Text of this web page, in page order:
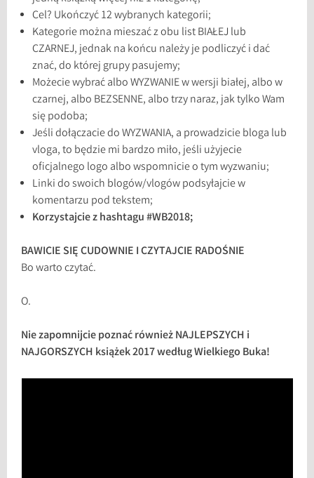
Cel? Ukończyć 12 wybranych kategorii;
Kategorie można mieszać z obu list BIAŁEJ lub
CZARNEJ, jednak na końcu należy je podliczyć i dać
znać, do której grupy pasujemy;
Możecie wybrać albo WYZWANIE w wersji białej, albo w
czarnej, albo BEZSENNE, albo trzy naraz, jak tylko Wam
się podoba;
Jeśli dołączacie do WYZWANIA, a prowadzicie bloga lub
vloga, to będzie mi bardzo miło, jeśli użyjecie
oficjalnego logo albo wspomnicie o tym wyzwaniu;
Linki do swoich blogów/vlogów podsyłajcie w
komentarzu pod tekstem;
Korzystajcie z hashtagu #WB2018;
BAWICIE SIĘ CUDOWNIE I CZYTAJCIE RADOŚNIE
Bo warto czytać.
O.
Nie zapomnijcie poznać również NAJLEPSZYCH i
NAJGORSZYCH książek 2017 według Wielkiego Buka!